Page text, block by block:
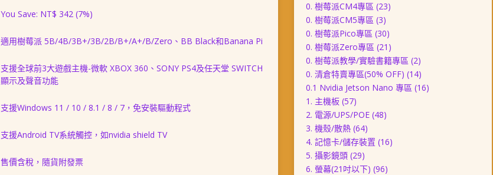
價
格：
NT$ 4,880。
格：
NT$ 4,538。
You Save: NT$ 342(7%)
適用樹莓派 5B/4B/3B+/3B/2B/B+/A+/B/Zero、BB Black和Banana Pi
支援全球前3大遊戲主機-微軟 XBOX 360、SONY PS4及任天堂 SWITCH
顯示及聲音功能
支援Windows 11 / 10 / 8.1 / 8 / 7，免安裝驅動程式
支援Android TV系統觸控，如nvidia shield TV
售價含稅，隨貨附發票
0. 樹莓派CM4專區 (23)
0. 樹莓派CM5專區 (3)
0. 樹莓派Pico專區 (30)
0. 樹莓派Zero專區 (21)
0. 樹莓派教學/實驗書籍專區 (2)
0. 清倉特賣專區(50% OFF) (14)
0.1 Nvidia Jetson Nano 專區 (16)
1. 主機板 (57)
2. 電源/UPS/POE (48)
3. 機殼/散熱 (64)
4. 記憶卡/儲存裝置 (16)
5. 攝影鏡頭 (29)
6. 螢幕(21吋以下) (96)